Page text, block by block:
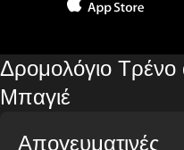
Δρομολόγιο
Μπαγιέ
Απογευματινές